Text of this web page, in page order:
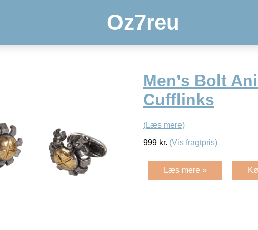
Oz7reu
Men’s Bolt
Cufflinks
(Læs mere)
999 kr. (Vis fragtpris)
Læs mere »